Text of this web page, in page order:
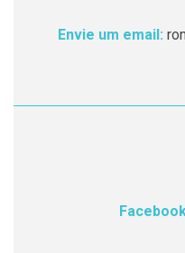
Envie um email: